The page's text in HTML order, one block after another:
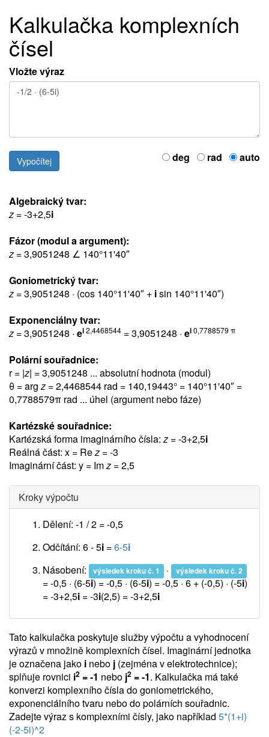
Kalkulačka komplexních
čísel
Vložte výraz
deg rad auto
Algebraický tvar:
z = -3+2,5i
Fázor (modul a argument):
z = 3,9051248 ∠ 140°11'40″
Goniometrický tvar:
z = 3,9051248 · (cos 140°11'40″ + isin 140°11'40″)
Exponenciálny tvar:
z = 3,9051248 · ei2,4468544 = 3,9051248 · ei0,7788579 π
Polární souřadnice:
r = |z| = 3,9051248 ... absolutní hodnota (modul)
θ = argz = 2,4468544 rad = 140,19443° = 140°11'40″ =
0,7788579π rad ... úhel (argument nebo fáze)
Kartézské souřadnice:
Kartézská forma imaginárního čísla:z = -3+2,5i
Reálná část: x = Rez = -3
Imaginární část: y = Imz = 2,5
Kroky výpočtu
Dělení: -1 / 2 =-0,5
Odčítání: 6 - 5i =6-5i
Násobení:
výsledek kroku č. 1 · výsledek kroku č. 2
= -0,5 · (6-5i) = -0,5 · (6-5i) = -0,5 · 6 + (-0,5) · (-5i)
= -3+2,5i = -3i(2,5) =-3+2,5i
Tato kalkulačka poskytuje služby výpočtu a vyhodnocení
výrazů v množině komplexních čísel. Imaginární jednotka
je označena jako i nebo j (zejména v elektrotechnice);
splňuje rovnici i2 = -1 nebo j2 = -1. Kalkulačka má také
konverzi komplexního čísla do goniometrického,
exponenciálního tvaru nebo do polárních souřadnic.
Zadejte výraz s komplexními čísly, jako například 5*(1+i)
(-2-5i)^2